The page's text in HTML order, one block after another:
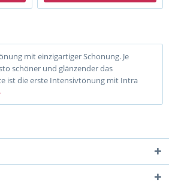
mit einzigartiger Schonung. Je
schöner und glänzender das
ist die erste Intensivtönung mit Intra